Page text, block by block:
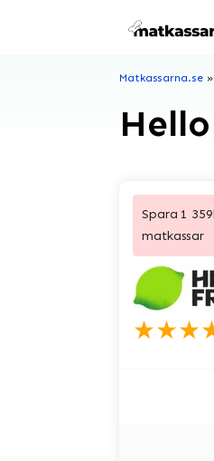
Matkassarna.se»
Spara 1
matkassar